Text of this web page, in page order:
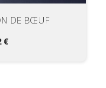
DE BŒUF
€